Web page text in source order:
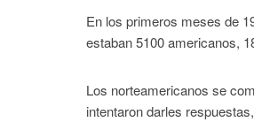
En los primeros meses de
estaban 5100 americanos,
Los norteamericanos se
intentaron darles